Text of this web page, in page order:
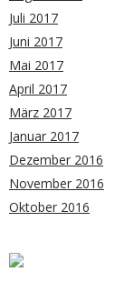
Juli 2017
Juni 2017
Mai 2017
April 2017
März 2017
Januar 2017
Dezember 2016
November 2016
Oktober 2016